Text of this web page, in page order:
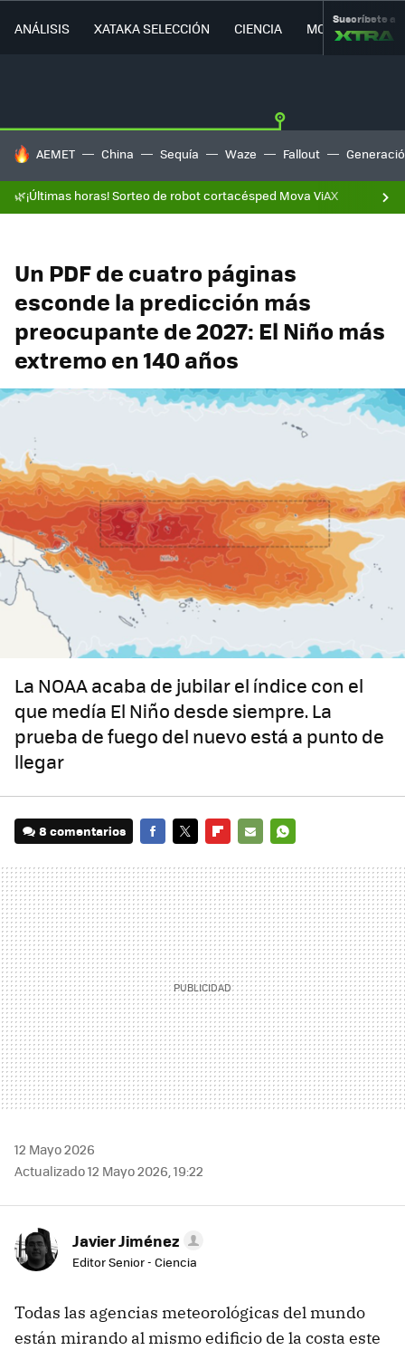
ANÁLISIS XATAKA SELECCIÓN CIENCIA MOVILIDAD
Suscríbete a
HOY SE HABLA DE
AEMET China Sequía Waze Fallout
🌿¡Últimas horas! Sorteo de robot cortacésped Mova ViAX
Un PDF de cuatro páginas
esconde la predicción más
preocupante de 2027: El Niño más
extremo en 140 años
La NOAA acaba de jubilar el índice con el
que medía El Niño desde siempre. La
prueba de fuego del nuevo está a punto de
llegar
8 comentarios
MAIL
12 Mayo 2026
Actualizado 12 Mayo 2026, 19:22
Javier Jiménez
Editor Senior - Ciencia
Todas las agencias meteorológicas del mundo
están mirando al mismo edificio de la costa este